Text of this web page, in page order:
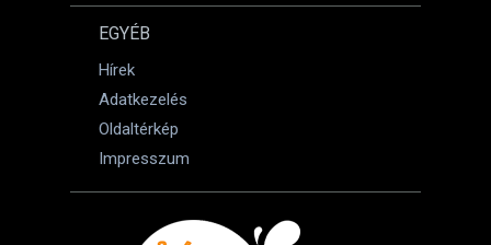
EGYÉB
Hírek
Adatkezelés
Oldaltérkép
Impresszum